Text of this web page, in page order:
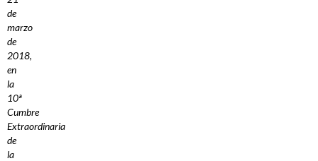
de
marzo
de
2018,
en
la
10ª
Cumbre
Extraordinaria
de
la